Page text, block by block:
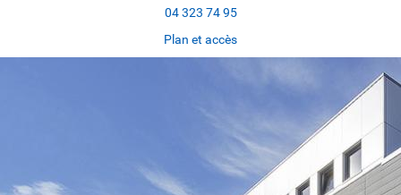
04 323 74 95
Plan et accès